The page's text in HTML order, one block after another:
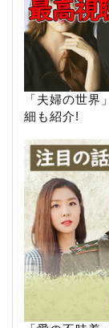
「夫婦の世
細も紹介!